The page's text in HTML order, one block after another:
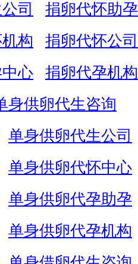
司
捐卵代怀助孕
构
捐卵代怀公司
心
捐卵代孕机构
身供卵代生咨询
单身供卵代生公司
单身供卵代怀中心
单身供卵代孕助孕
单身供卵代孕机构